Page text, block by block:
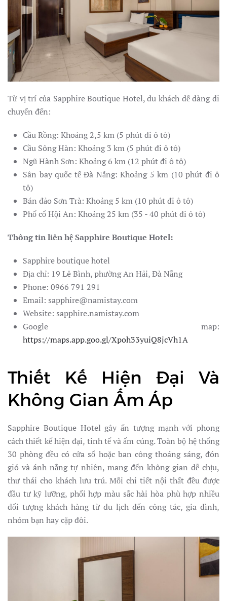
Từ vị trí của Sapphire Boutique Hotel, du khách dễ dàng di
chuyển đến:
Cầu Rồng: Khoảng 2,5 km (5 phút đi ô tô)
Cầu Sông Hàn: Khoảng 3 km (5 phút đi ô tô)
Ngũ Hành Sơn: Khoảng 6 km (12 phút đi ô tô)
Sân bay quốc tế Đà Nẵng: Khoảng 5 km (10 phút đi ô
tô)
Bán đảo Sơn Trà: Khoảng 5 km (10 phút đi ô tô)
Phố cổ Hội An: Khoảng 25 km (35 - 40 phút đi ô tô)
Thông tin liên hệ Sapphire Boutique Hotel:
Sapphire boutique hotel
Địa chỉ: 19 Lê Bình, phường An Hải, Đà Nẵng
Phone: 0966 791 291
Email: sapphire@namistay.com
Website: sapphire.namistay.com
Google map:
https://maps.app.goo.gl/Xpoh33yuiQ8jcVh1A
Thiết Kế Hiện Đại Và
Không Gian Ấm Áp
Sapphire Boutique Hotel gây ấn tượng mạnh với phong
cách thiết kế hiện đại, tinh tế và ấm cúng. Toàn bộ hệ thống
30 phòng đều có cửa sổ hoặc ban công thoáng sáng, đón
gió và ánh nắng tự nhiên, mang đến không gian dễ chịu,
thư thái cho khách lưu trú. Mỗi chi tiết nội thất đều được
đầu tư kỹ lưỡng, phối hợp màu sắc hài hòa phù hợp nhiều
đối tượng khách hàng từ du lịch đến công tác, gia đình,
nhóm bạn hay cặp đôi.